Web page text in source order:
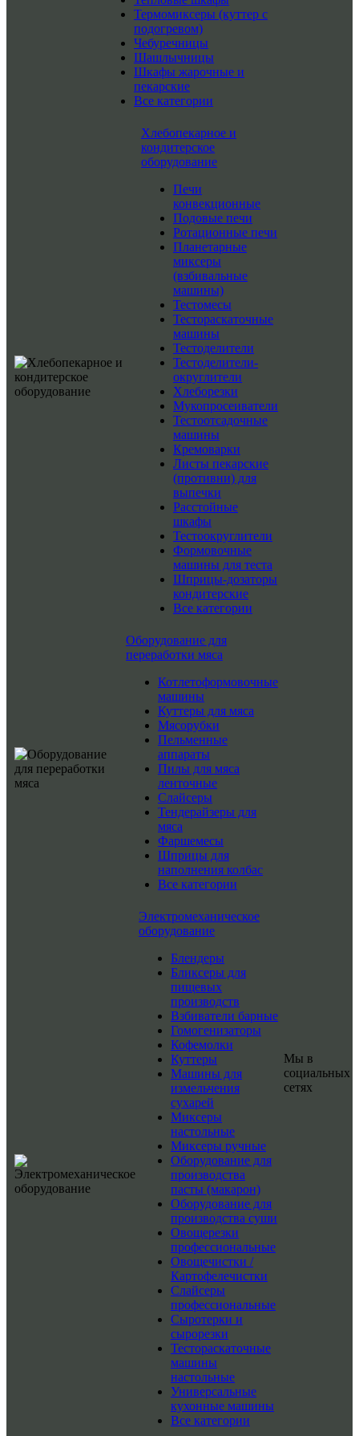
Термомиксеры (куттер с
подогревом)
Чебуречницы
Шашлычницы
Шкафы жарочные и
пекарские
Все категории
Хлебопекарное и
кондитерское
оборудование
Печи
конвекционные
Подовые печи
Ротационные печи
Планетарные
миксеры
(взбивальные
машины)
Тестомесы
Тестораскаточные
машины
Тестоделители
Тестоделители-
округлители
Хлеборезки
Мукопросеиватели
Тестоотсадочные
машины
Кремоварки
Листы пекарские
(противни) для
выпечки
Расстойные
шкафы
Тестоокруглители
Формовочные
машины для теста
Шприцы-дозаторы
кондитерские
Все категории
Оборудование для
переработки мяса
Котлетоформовочные
машины
Куттеры для мяса
Мясорубки
Пельменные
аппараты
Пилы для мяса
ленточные
Слайсеры
Тендерайзеры для
мяса
Фаршемесы
Шприцы для
наполнения колбас
Все категории
Электромеханическое
оборудование
Блендеры
Бликсеры для
пищевых
производств
Взбиватели барные
Гомогенизаторы
Кофемолки
Куттеры
Машины для
измельчения
сухарей
Миксеры
настольные
Миксеры ручные
Оборудование для
производства
пасты (макарон)
Оборудование для
производства суши
Овощерезки
профессиональные
Овощечистки /
Картофелечистки
Слайсеры
профессиональные
Сыротерки и
сырорезки
Тестораскаточные
машины
настольные
Универсальные
кухонные машины
Все категории
Мы в
социальных
сетях